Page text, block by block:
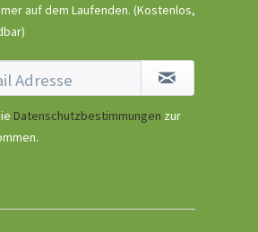
auf dem Laufenden. (Kostenlos,
Datenschutzbestimmungen zur